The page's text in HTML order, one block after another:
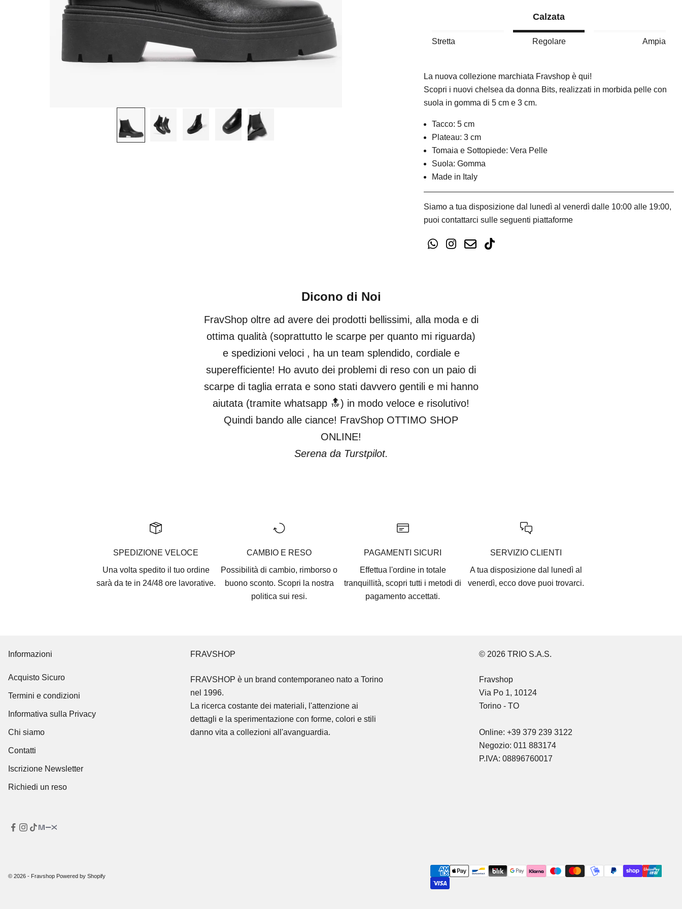
Calzata
Stretta Regolare Ampia
La nuova collezione marchiata Fravshop è qui!
Scopri i nuovi chelsea da donna Bits, realizzati in morbida pelle con
suola in gomma di 5 cm e 3 cm.
Tacco: 5 cm
Plateau: 3 cm
Tomaia e Sottopiede: Vera Pelle
Suola: Gomma
Made in Italy
Siamo a tua disposizione dal lunedì al venerdì dalle 10:00 alle 19:00,
puoi contattarci sulle seguenti piattaforme
Dicono di Noi
FravShop oltre ad avere dei prodotti bellissimi, alla moda e di
ottima qualità (soprattutto le scarpe per quanto mi riguarda)
e spedizioni veloci , ha un team splendido, cordiale e
superefficiente! Ho avuto dei problemi di reso con un paio di
scarpe di taglia errata e sono stati davvero gentili e mi hanno
aiutata (tramite whatsapp 🔝) in modo veloce e risolutivo!
Quindi bando alle ciance! FravShop OTTIMO SHOP
ONLINE!
Serena da Turstpilot.
SPEDIZIONE VELOCE
Una volta spedito il tuo ordine
sarà da te in 24/48 ore lavorative.
CAMBIO E RESO
Possibilità di cambio, rimborso o
buono sconto. Scopri la nostra
politica sui resi.
PAGAMENTI SICURI
Effettua l'ordine in totale
tranquillità, scopri tutti i metodi di
pagamento accettati.
SERVIZIO CLIENTI
A tua disposizione dal lunedì al
venerdì, eccodove puoi trovarci.
Informazioni
Acquisto Sicuro
Termini e condizioni
Informativa sulla Privacy
Chi siamo
Contatti
Iscrizione Newsletter
Richiedi un reso
FRAVSHOP
FRAVSHOP è un brand contemporaneo nato a Torino
nel 1996.
La ricerca costante dei materiali, l'attenzione ai
dettagli e la sperimentazione con forme, colori e stili
danno vita a collezioni all'avanguardia.
© 2026 TRIO S.A.S.
Fravshop
Via Po 1, 10124
Torino - TO
Online: +39 379 239 3122
Negozio: 011 883174
P.IVA: 08896760017
© 2026 - Fravshop Powered by Shopify